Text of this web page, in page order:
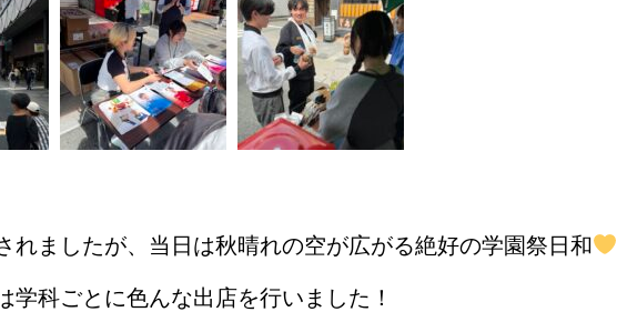
れましたが、当日は秋晴れの空が広がる絶好の学園祭日和
学科ごとに色んな出店を行いました！